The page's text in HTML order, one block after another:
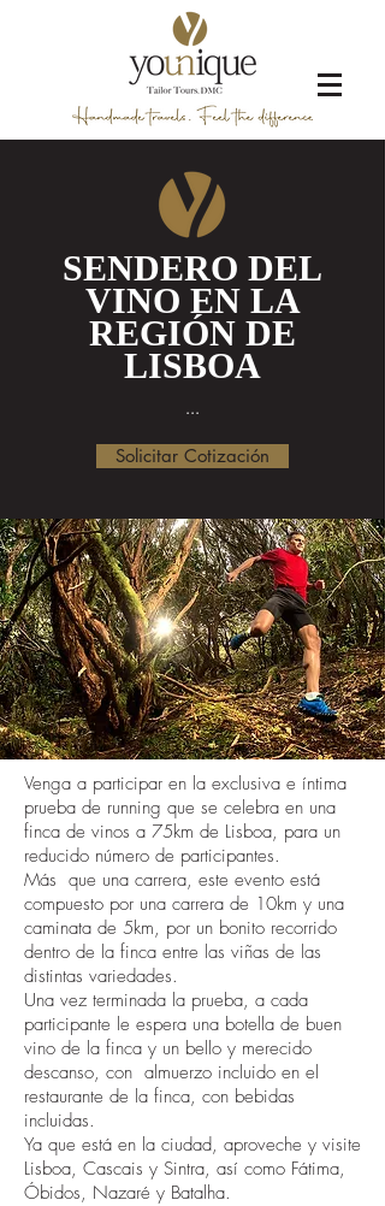
SENDERO DEL
VINO EN LA
REGIÓN DE
LISBOA
...
Solicitar Cotización
Venga a participar en la exclusiva e íntima
prueba de running que se celebra en una
finca de vinos a 75km de Lisboa, para un
reducido número de participantes.
Más que una carrera, este evento está
compuesto por una carrera de 10km y una
caminata de 5km, por un bonito recorrido
dentro de la finca entre las viñas de las
distintas variedades.
Una vez terminada la prueba, a cada
participante le espera una botella de buen
vino de la finca y un bello y merecido
descanso, con almuerzo incluido en el
restaurante de la finca, con bebidas
incluidas.
Ya que está en la ciudad, aproveche y visite
Lisboa, Cascais y Sintra, así como Fátima,
Óbidos, Nazaré y Batalha.